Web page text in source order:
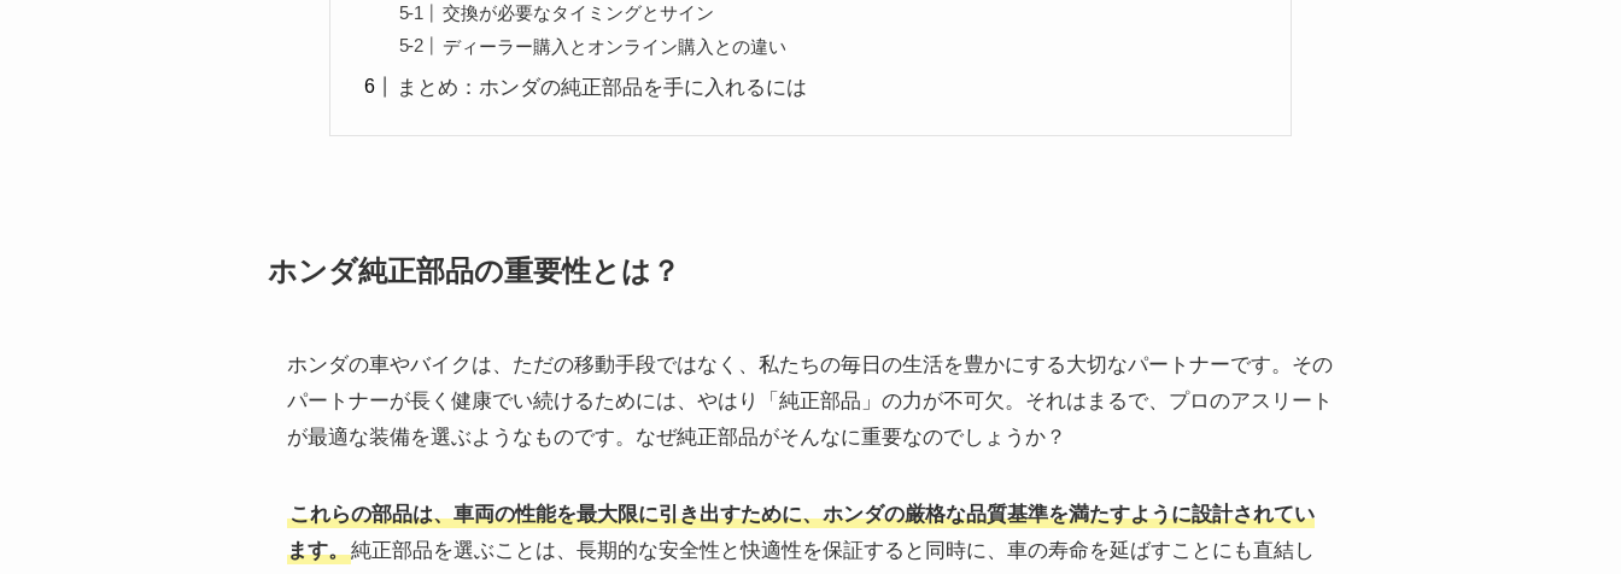
交換が必要なタイミングとサイン
ディーラー購入とオンライン購入との違い
まとめ：ホンダの純正部品を手に入れるには
ホンダ純正部品の重要性とは？
ホンダの車やバイクは、ただの移動手段ではなく、私たちの毎日の生活を豊かにする大切なパートナーです。その
パートナーが長く健康でい続けるためには、やはり「純正部品」の力が不可欠。それはまるで、プロのアスリート
が最適な装備を選ぶようなものです。なぜ純正部品がそんなに重要なのでしょうか？
これらの部品は、車両の性能を最大限に引き出すために、ホンダの厳格な品質基準を満たすように設計されてい
ます。純正部品を選ぶことは、長期的な安全性と快適性を保証すると同時に、車の寿命を延ばすことにも直結し